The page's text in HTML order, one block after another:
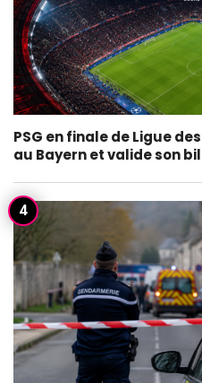
PSG en finale de Ligue
au Bayern et valide son